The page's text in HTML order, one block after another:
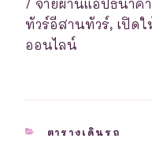
/ จ่ายผ่านแอปธนาค
ทัวร์อีสานทัวร์, เปิด
ออนไลน์
CATEGORIES
ตารางเดินรถ